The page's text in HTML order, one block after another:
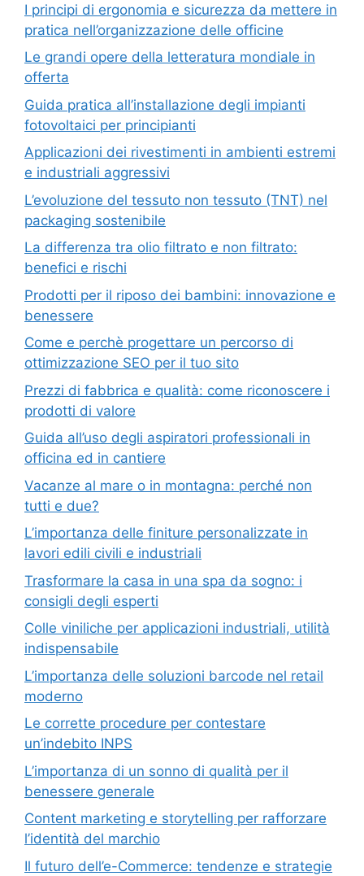
I principi di ergonomia e sicurezza da mettere in
pratica nell’organizzazione delle officine
Le grandi opere della letteratura mondiale in
offerta
Guida pratica all’installazione degli impianti
fotovoltaici per principianti
Applicazioni dei rivestimenti in ambienti estremi
e industriali aggressivi
L’evoluzione del tessuto non tessuto (TNT) nel
packaging sostenibile
La differenza tra olio filtrato e non filtrato:
benefici e rischi
Prodotti per il riposo dei bambini: innovazione e
benessere
Come e perchè progettare un percorso di
ottimizzazione SEO per il tuo sito
Prezzi di fabbrica e qualità: come riconoscere i
prodotti di valore
Guida all’uso degli aspiratori professionali in
officina ed in cantiere
Vacanze al mare o in montagna: perché non
tutti e due?
L’importanza delle finiture personalizzate in
lavori edili civili e industriali
Trasformare la casa in una spa da sogno: i
consigli degli esperti
Colle viniliche per applicazioni industriali, utilità
indispensabile
L’importanza delle soluzioni barcode nel retail
moderno
Le corrette procedure per contestare
un’indebito INPS
L’importanza di un sonno di qualità per il
benessere generale
Content marketing e storytelling per rafforzare
l’identità del marchio
Il futuro dell’e-Commerce: tendenze e strategie